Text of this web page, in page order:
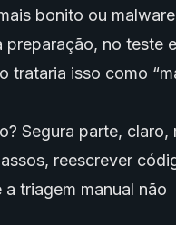
bonito ou malware
no teste
trataria isso como
Segura parte, claro,
reescrever
triagem manual não